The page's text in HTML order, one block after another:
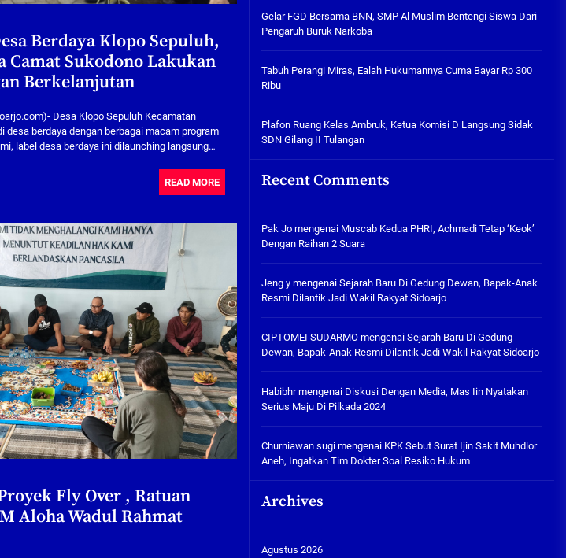
Gelar FGD Bersama BNN, SMP Al
Muslim Bentengi Siswa Dari
05/08/2026
Hukumannya Cuma Bayar Rp
300 Ribu
Plafon Ruang Kelas Ambruk,
Ketua Komisi D Langsung Sidak
05/08/2026
Berdaya Klopo Sepuluh,
Camat Sukodono Lakukan
Berkelanjutan
Desa Klopo Sepuluh Kecamatan
desa berdaya dengan berbagai macam program
label desa berdaya ini dilaunching langsung
READ MORE
Fly Over , Ratuan
Aloha Wadul Rahmat
Gelar FGD Bersama BNN, SMP Al Muslim Bentengi Siswa Dari
Pengaruh Buruk Narkoba
Tabuh Perangi Miras, Ealah Hukumannya Cuma Bayar Rp 300
Ribu
Plafon Ruang Kelas Ambruk, Ketua Komisi D Langsung Sidak
SDN Gilang II Tulangan
Recent Comments
Pak Jomengenai Muscab Kedua PHRI, Achmadi Tetap ‘Keok’
Dengan Raihan 2 Suara
Jeng ymengenai Sejarah Baru Di Gedung Dewan, Bapak-Anak
Resmi Dilantik Jadi Wakil Rakyat Sidoarjo
CIPTOMEI SUDARMOmengenai Sejarah Baru Di Gedung
Dewan, Bapak-Anak Resmi Dilantik Jadi Wakil Rakyat Sidoarjo
Habibhrmengenai Diskusi Dengan Media, Mas Iin Nyatakan
Serius Maju Di Pilkada 2024
Churniawan sugimengenai KPK Sebut Surat Ijin Sakit Muhdlor
Aneh, Ingatkan Tim Dokter Soal Resiko Hukum
Archives
Agustus 2026